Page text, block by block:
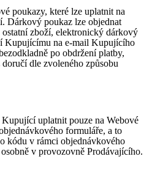
poukazy, které lze uplatnit na
Dárkový poukaz lze objednat
ostatní zboží, elektronický dárkový
Kupujícímu na e-mail Kupujícího
po obdržení platby,
dle zvoleného způsobu
uplatnit pouze na Webové
formuláře, a to
kódu v rámci objednávkového
v provozovně Prodávajícího.